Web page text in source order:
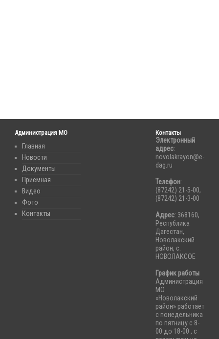
Администрация МО
Главная
Новости
Документы
Приемная
Видео
Фото
Контакты
Контакты
Электронный
адрес:
novolakrayon@e-
dag.ru
Телефон:
(87242) 21-5-00,
(87242) 21-3-00
Адрес: 368160,
Республика
Дагестан,
Новолакский
район, с.
НОВОЛАКСОЕ
График работы
Администрация
МО
«Новолакский
район» работает
с понедельника
по пятницу с 8-
00 до 18-00 , с